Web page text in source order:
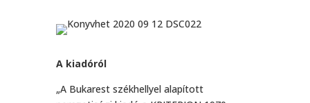
A kiadóról
„A Bukarest székhellyel alapított